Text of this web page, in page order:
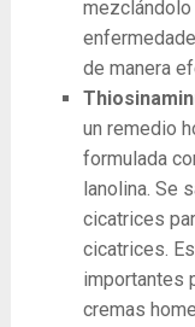
mezclándolo
de manera
un remedio
formulada
lanolina. Se
cicatrices
cicatrices.
importantes
cremas